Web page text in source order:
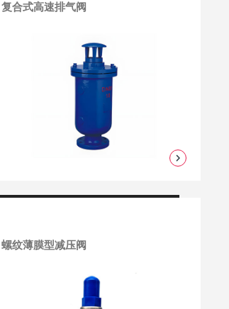
复合式高速排气阀
螺纹薄膜型减压阀